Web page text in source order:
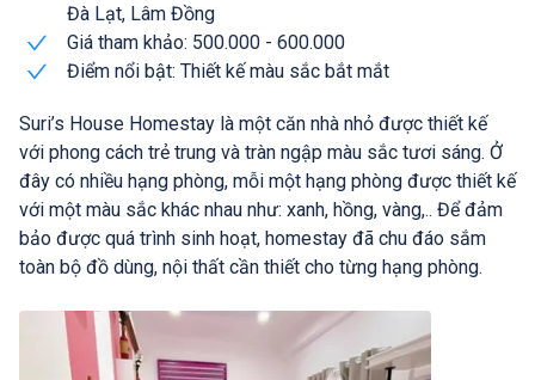
Đà Lạt, Lâm Đồng
Giá tham khảo: 500.000 - 600.000
Điểm nổi bật: Thiết kế màu sắc bắt mắt
Suri’s House Homestay là một căn nhà nhỏ được thiết kế
với phong cách trẻ trung và tràn ngập màu sắc tươi sáng. Ở
đây có nhiều hạng phòng, mỗi một hạng phòng được thiết kế
với một màu sắc khác nhau như: xanh, hồng, vàng,.. Để đảm
bảo được quá trình sinh hoạt, homestay đã chu đáo sắm
toàn bộ đồ dùng, nội thất cần thiết cho từng hạng phòng.